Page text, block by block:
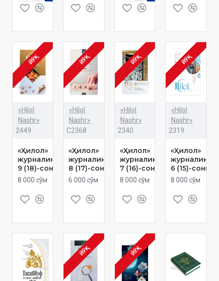
ЙЎҚ
«Hilol
Nashr»
2449
«Ҳилол»
журналининг
9 (18)-сони
8 000 сўм
ЙЎҚ
«Hilol
Nashr»
C2368
«Ҳилол»
журналининг
8 (17)-сони
6 000 сўм
ЙЎҚ
«Hilol
Nashr»
2340
«Ҳилол»
журналининг
7 (16)-сони
8 000 сўм
ЙЎҚ
«Hilol
Nashr»
2319
«Ҳилол»
6 (15)-сони
8 000 сўм
ЙЎҚ ЙЎҚ